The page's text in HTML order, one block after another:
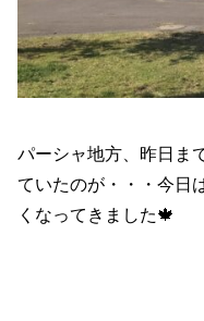
パーシャ地方、昨日ま
ていたのが・・・今日
くなってきました🍁